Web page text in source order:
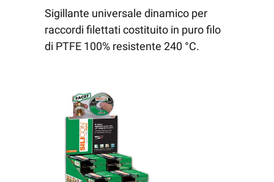
Sigillante universale dinamico per
raccordi filettati costituito in puro filo
di PTFE 100% resistente 240 °C.